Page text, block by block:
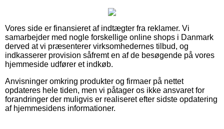
Vores side er finansieret af indtægter fra reklamer. Vi
samarbejder med nogle forskellige online shops i Danmark
derved at vi præsenterer virksomhedernes tilbud, og
indkasserer provision såfremt en af de besøgende på vores
hjemmeside udfører et indkøb.
Anvisninger omkring produkter og firmaer på nettet
opdateres hele tiden, men vi påtager os ikke ansvaret for
forandringer der muligvis er realiseret efter sidste opdatering
af hjemmesidens informationer.